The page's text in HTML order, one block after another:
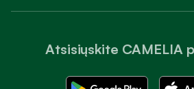
Atsisiųskite CAMELIA